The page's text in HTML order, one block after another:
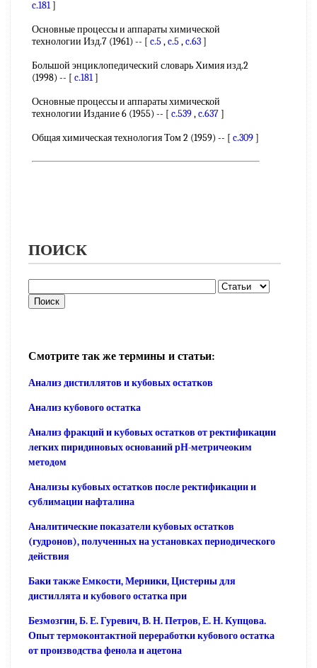
c.181]
Основные процессы и аппараты химической
технологии Изд.7 (1961) -- [ c.5 ,c.5 ,c.63]
Большой энциклопедический словарь Химия изд.2
(1998) -- [ c.181]
Основные процессы и аппараты химической
технологии Издание 6 (1955) -- [ c.539,c.637]
Общая химическая технология Том 2 (1959) -- [ c.309]
ПОИСК
Смотрите так же термины и статьи:
Анализ дистиллятов и кубовых остатков
Анализ кубового остатка
Анализ фракций и кубовых остатков от ректификации
легких пиридиновых оснований рН-метричеоким
методом
Анализы кубовых остатков после ректификации и
сублимации нафталина
Аналитические показатели кубовых остатков
(гудронов), полученных на установках периодического
действия
Баки также Емкости, Мерники, Цистерны для
дистиллята и кубового остатка при
Безмозгин, Б. Е. Гуревич, В. Н. Петров, Е. Н. Купцова.
Опыт термоконтактной переработки кубового остатка
от производства фенола и ацетона